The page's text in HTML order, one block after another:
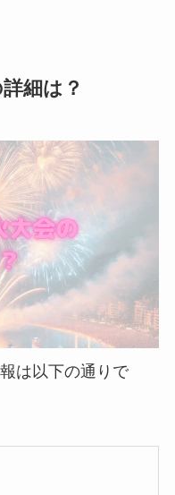
細は？
は以下の通りで